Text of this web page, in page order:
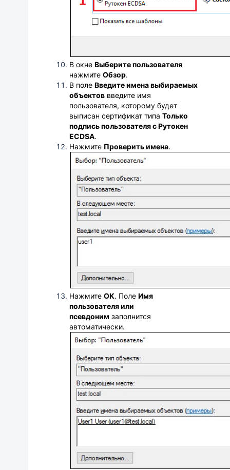
В окне Выберите пользователя
нажмите Обзор.
В поле Введите имена выбираемых
объектов введите имя
пользователя, которому будет
выписан сертификат типа Только
подпись пользователя с Рутокен
ECDSA.
Нажмите Проверить имена.
Нажмите ОК. Поле Имя
пользователя или
псевдоним заполнится
автоматически.